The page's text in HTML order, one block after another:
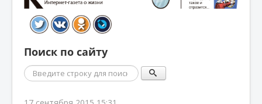
Поиск по сайту
Поиск